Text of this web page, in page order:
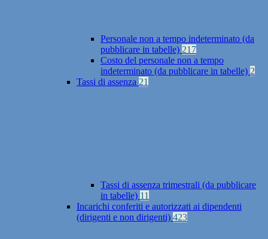
Personale non a tempo indeterminato (da
pubblicare in tabelle) 217
Costo del personale non a tempo
indeterminato (da pubblicare in tabelle) 2
Tassi di assenza 21
Tassi di assenza trimestrali (da pubblicare
in tabelle) 11
Incarichi conferiti e autorizzati ai dipendenti
(dirigenti e non dirigenti) 423